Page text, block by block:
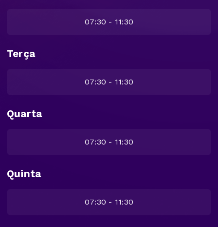
07:30 - 11:30
Terça
07:30 - 11:30
Quarta
07:30 - 11:30
Quinta
07:30 - 11:30